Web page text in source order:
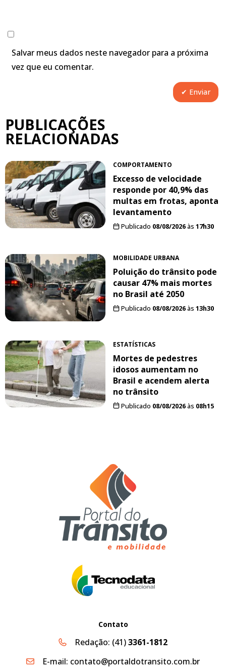
Salvar meus dados neste navegador para a próxima
vez que eu comentar.
PUBLICAÇÕES
RELACIONADAS
COMPORTAMENTO
Excesso de velocidade
responde por 40,9% das
multas em frotas, aponta
levantamento
Publicado 08/08/2026às 17h30
MOBILIDADE URBANA
Poluição do trânsito pode
causar 47% mais mortes
no Brasil até 2050
Publicado 08/08/2026às 13h30
ESTATÍSTICAS
Mortes de pedestres
idosos aumentam no
Brasil e acendem alerta
no trânsito
Publicado 08/08/2026às 08h15
Contato
Redação: (41)3361-1812
E-mail: contato@portaldotransito.com.br